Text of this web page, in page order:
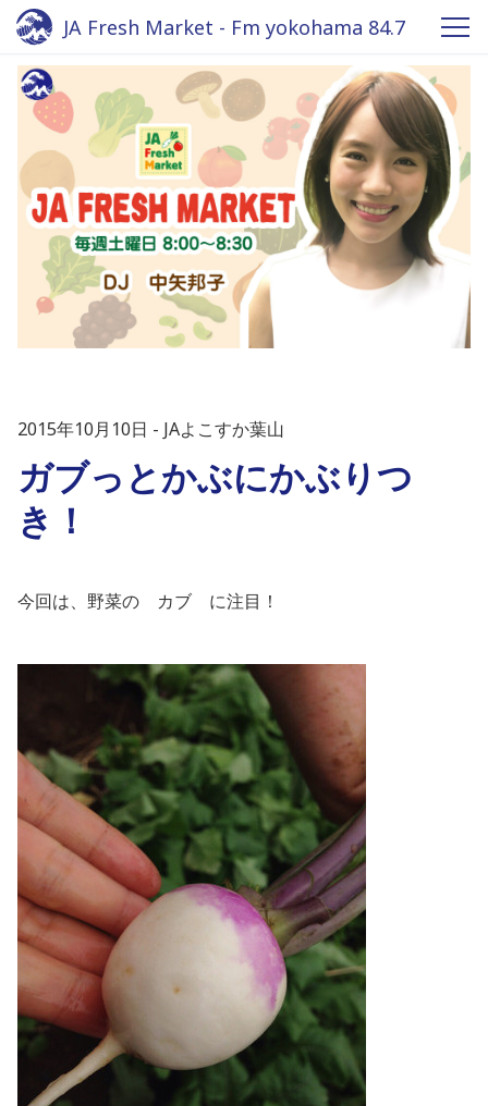
JA Fresh Market - Fm yokohama 84.7
2015年10月10日 JAよこすか葉山
ガブっとかぶにかぶりつ
き！
今回は、野菜の カブ に注目！